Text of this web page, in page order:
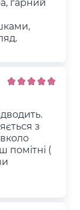
з
помітні (